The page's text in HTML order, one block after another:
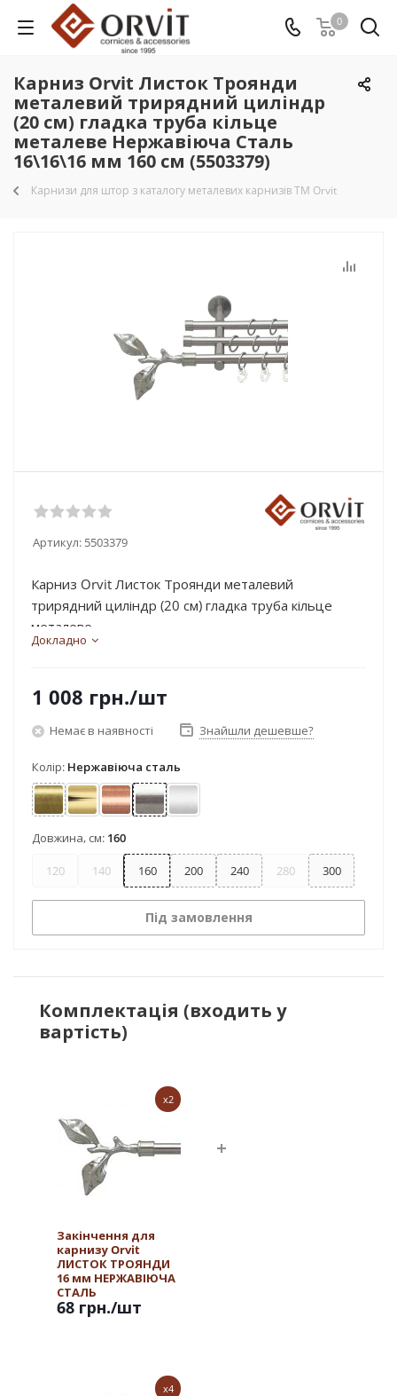
0
Карниз Orvit Листок Троянди
металевий трирядний циліндр
(20 см) гладка труба кільце
металеве Нержавіюча Сталь
16\16\16 мм 160 см (5503379)
Карнизи для штор з каталогу металевих карнизів TM Orvit
Артикул: 5503379
Карниз Orvit Листок Троянди металевий
трирядний циліндр (20 см) гладка труба кільце
металеве...
Докладно
1 008 грн./шт
Немає в наявності Знайшли дешевше?
Колір: Нержавіюча сталь
АнтикЗолотоМідьНержавіюча сталь
Сатин
Довжина, см: 160
120 140 160 200 240 280 300
Під замовлення
Комплектація (входить у
вартість)
x2
Закінчення для
карнизу Orvit
ЛИСТОК ТРОЯНДИ
16 мм НЕРЖАВІЮЧА
СТАЛЬ
68 грн./шт
x4